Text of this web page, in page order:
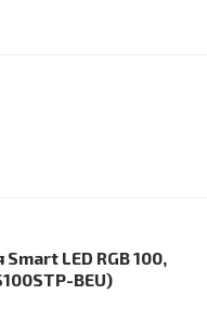
LED RGB 100,
BEU)